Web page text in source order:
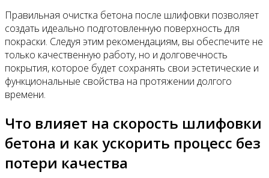
Правильная очистка бетона после шлифовки позволяет
создать идеально подготовленную поверхность для
покраски. Следуя этим рекомендациям, вы обеспечите не
только качественную работу, но и долговечность
покрытия, которое будет сохранять свои эстетические и
функциональные свойства на протяжении долгого
времени.
Что влияет на скорость шлифовки
бетона и как ускорить процесс без
потери качества